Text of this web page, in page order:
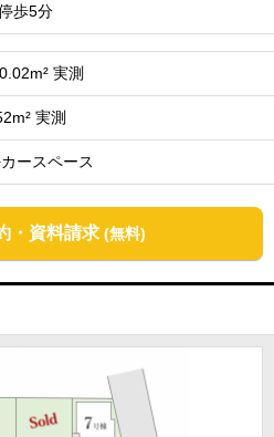
歩5分
実測
実測
ースペース
・資料請求 (無料)